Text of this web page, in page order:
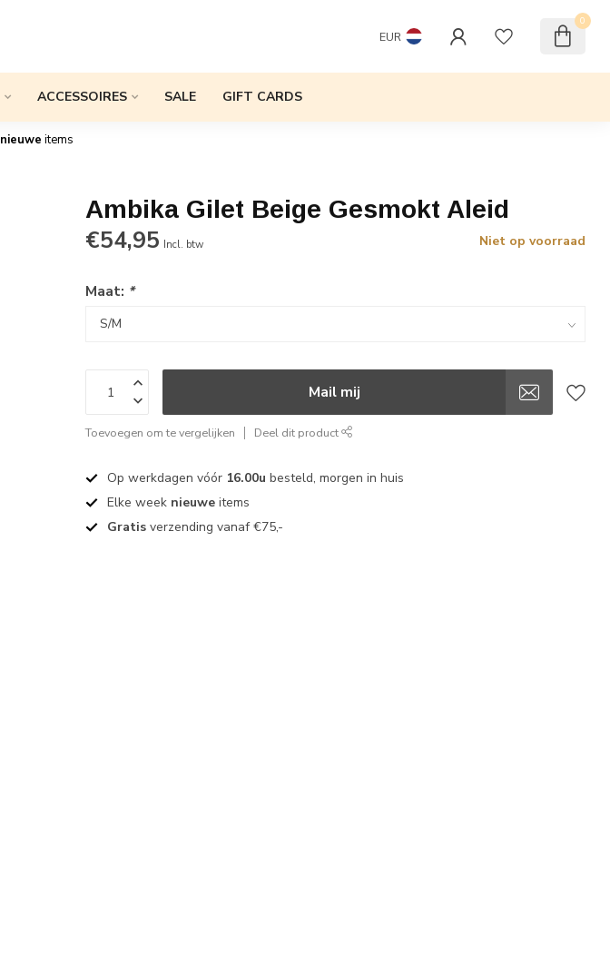
EUR
0
ACCESSOIRES SALE GIFT CARDS
nieuwe items
Ambika Gilet Beige Gesmokt Aleid
€54,95 Incl. btw Niet op voorraad
Maat: *
Mail mij
Toevoegen om te vergelijken Deel dit product
Op werkdagen vóór 16.00u besteld, morgen in huis
Elke week nieuwe items
Gratis verzending vanaf €75,-